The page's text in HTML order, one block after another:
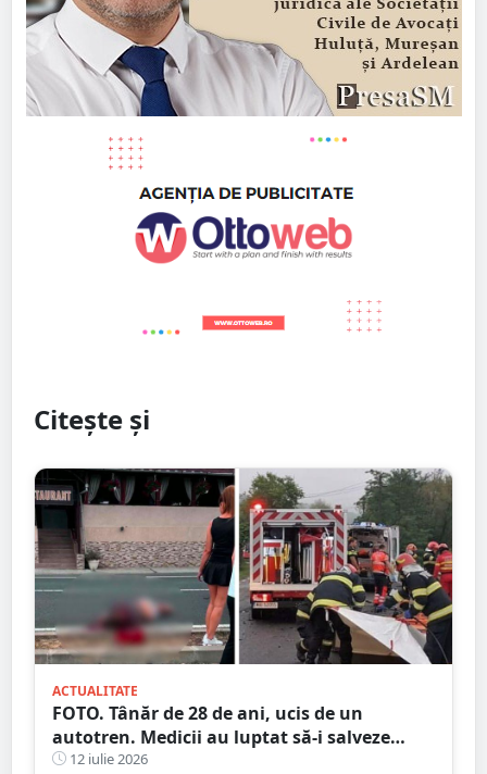
Citește și
ACTUALITATE
FOTO. Tânăr de 28 de ani, ucis de un
autotren. Medicii au luptat să-i salveze
viața, dar fără succes, în județul vecin
12 iulie 2026